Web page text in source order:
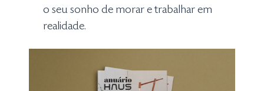
o seu sonho de morar e trabalhar em
realidade.